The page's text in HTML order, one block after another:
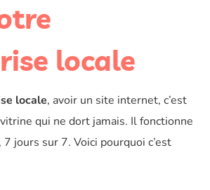
locale
locale, avoir un site internet, c’est
qui ne dort jamais. Il fonctionne
jours sur 7. Voici pourquoi c’est